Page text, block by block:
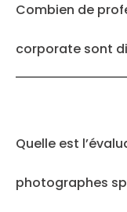
Combien de
corporate sont
Quelle est
photographes